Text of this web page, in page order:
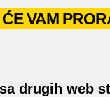
VAM
drugih web